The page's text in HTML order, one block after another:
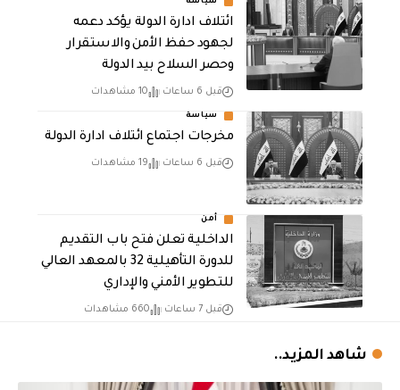
سياسة
ائتلاف ادارة الدولة يؤكد دعمه
لجهود حفظ الأمن والاستقرار
وحصر السلاح بيد الدولة
قبل 6 ساعات 10 مشاهدات
سياسة
مخرجات اجتماع ائتلاف ادارة الدولة
قبل 6 ساعات 19 مشاهدات
أمن
الداخلية تعلن فتح باب التقديم
للدورة التأهيلية 32 بالمعهد العالي
للتطوير الأمني والإداري
قبل 7 ساعات 660 مشاهدات
شاهد المزيد..